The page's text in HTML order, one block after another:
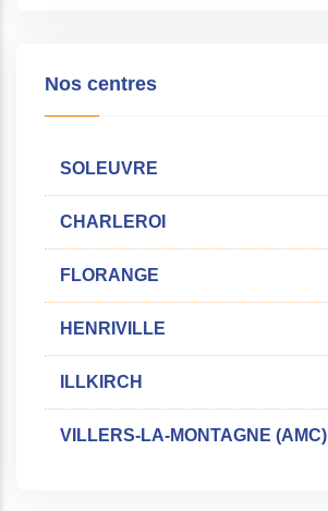
Nos centres
SOLEUVRE
CHARLEROI
FLORANGE
HENRIVILLE
ILLKIRCH
VILLERS-LA-MONTAGNE (AMC)